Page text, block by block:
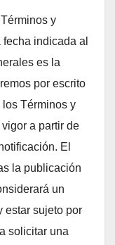
y
indicada al
es la
por escrito
Términos y
a partir de
El
la publicación
un
estar sujeto por
solicitar una